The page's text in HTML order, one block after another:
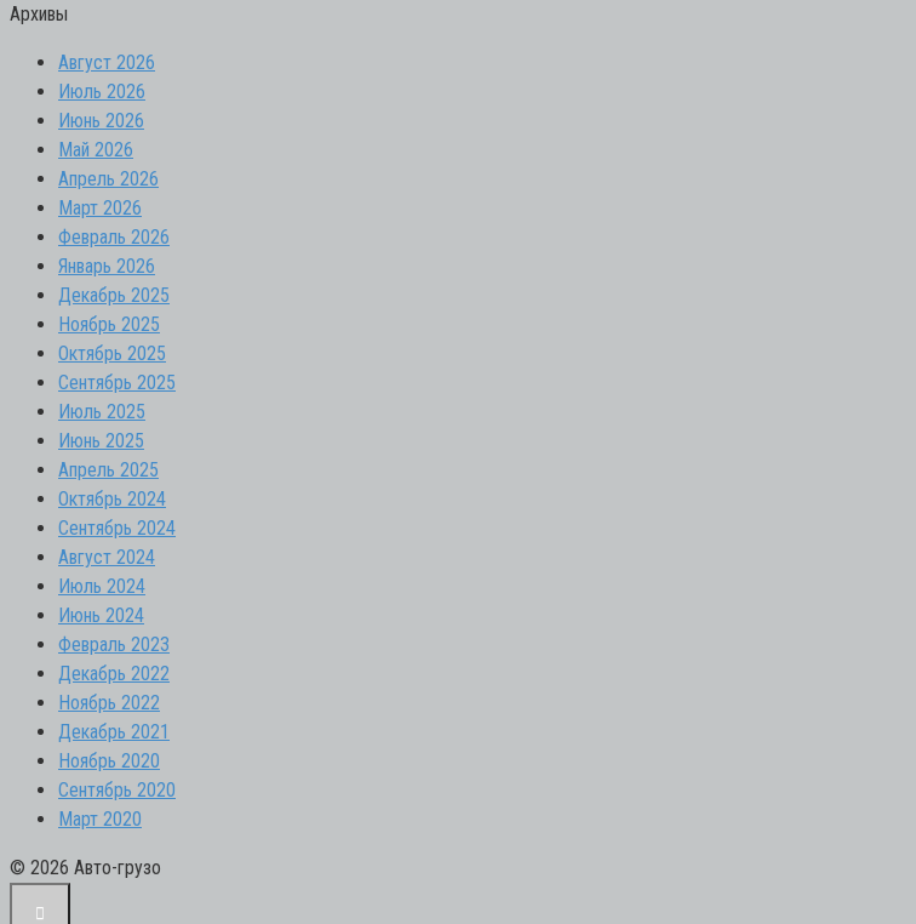
Архивы
Август 2026
Июль 2026
Июнь 2026
Май 2026
Апрель 2026
Март 2026
Февраль 2026
Январь 2026
Декабрь 2025
Ноябрь 2025
Октябрь 2025
Сентябрь 2025
Июль 2025
Июнь 2025
Апрель 2025
Октябрь 2024
Сентябрь 2024
Август 2024
Июль 2024
Июнь 2024
Февраль 2023
Декабрь 2022
Ноябрь 2022
Декабрь 2021
Ноябрь 2020
Сентябрь 2020
Март 2020
© 2026 Авто-грузо